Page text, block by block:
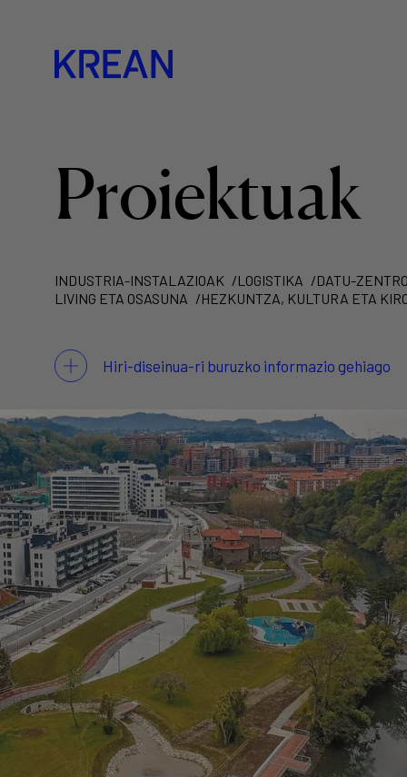
Proiektuak
Hiri-diseinua-ri buruzko informazio gehiago
INDUSTRIA-INSTALAZIOAK LOGISTIKA DATU-
LIVING ETA OSASUNA
HEZKUNTZA, KULTURA ETA